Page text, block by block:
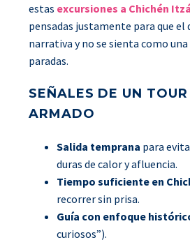
estas excursiones a Chichén
pensadas justamente para que el
narrativa y no se sienta como una
paradas.
SEÑALES DE UN
ARMADO
Salida temprana para
duras de calor y afluencia.
Tiempo suficiente en
recorrer sin prisa.
Guía con enfoque
curiosos”).